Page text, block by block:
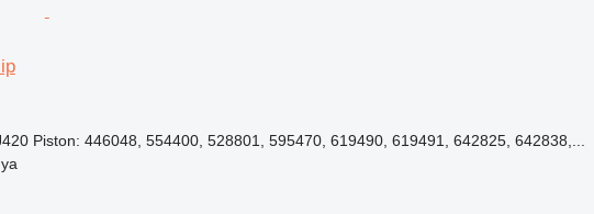
Piston: 446048, 554400, 528801, 595470, 619490, 619491, 642825, 642838,...